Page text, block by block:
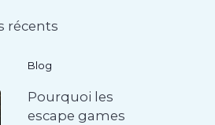
récents
Blog
Pourquoi les
escape games